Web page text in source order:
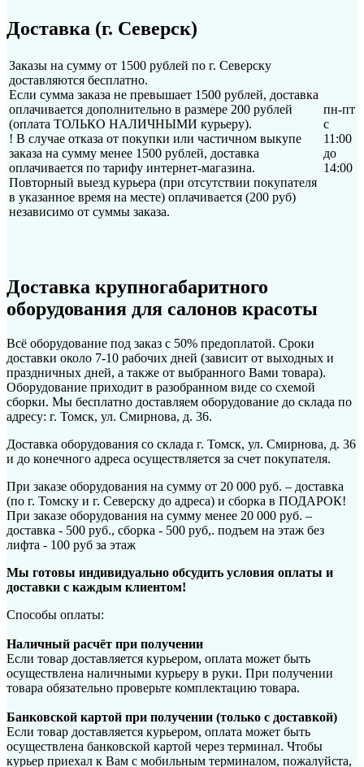
Доставка (г. Северск)
Заказы на сумму от 1500 рублей по г. Северску
доставляются бесплатно.
Если сумма заказа не превышает 1500 рублей, доставка
оплачивается дополнительно в размере 200 рублей
(оплата ТОЛЬКО НАЛИЧНЫМИ курьеру).
! В случае отказа от покупки или частичном выкупе
заказа на сумму менее 1500 рублей, доставка
оплачивается по тарифу интернет-магазина.
Повторный выезд курьера (при отсутствии покупателя
в указанное время на месте) оплачивается (200 руб)
независимо от суммы заказа.
пн-пт
с
11:00
до
14:00
Доставка крупногабаритного
оборудования для салонов красоты
Всё оборудование под заказ с 50% предоплатой. Сроки
доставки около 7-10 рабочих дней (зависит от выходных и
праздничных дней, а также от выбранного Вами товара).
Оборудование приходит в разобранном виде со схемой
сборки. Мы бесплатно доставляем оборудование до склада по
адресу: г. Томск, ул. Смирнова, д. 36.
Доставка оборудования со склада г. Томск, ул. Смирнова, д. 36
и до конечного адреса осуществляется за счет покупателя.
При заказе оборудования на сумму от 20 000 руб. – доставка
(по г. Томску и г. Северску до адреса) и сборка в ПОДАРОК!
При заказе оборудования на сумму менее 20 000 руб. –
доставка - 500 руб., сборка - 500 руб,. подъем на этаж без
лифта - 100 руб за этаж
Мы готовы индивидуально обсудить условия оплаты и
доставки с каждым клиентом!
Способы оплаты:
Наличный расчёт при получении
Если товар доставляется курьером, оплата может быть
осуществлена наличными курьеру в руки. При получении
товара обязательно проверьте комплектацию товара.
Банковской картой при получении (только с доставкой)
Если товар доставляется курьером, оплата может быть
осуществлена банковской картой через терминал. Чтобы
курьер приехал к Вам с мобильным терминалом, пожалуйста,